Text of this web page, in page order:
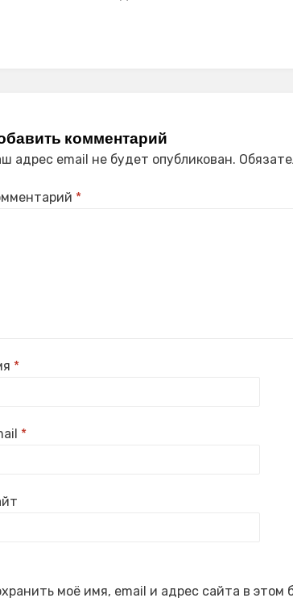
комментарий
адрес email не будет опубликован.
*
*
*
моё имя, email и адрес сайта в